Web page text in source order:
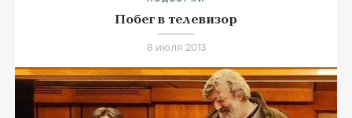
Побег в телевизор
8 июля 2013